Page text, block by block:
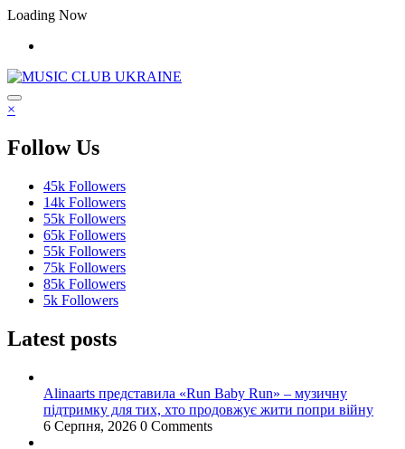
Перейти
контенту
Loading Now
×
Follow Us
45k Followers
14k Followers
55k Followers
65k Followers
55k Followers
75k Followers
85k Followers
5k Followers
Latest posts
Alinaarts представила «Run Baby Run» – музичну
підтримку для тих, хто продовжує жити попри війну
6 Серпня, 2026 0 Comments